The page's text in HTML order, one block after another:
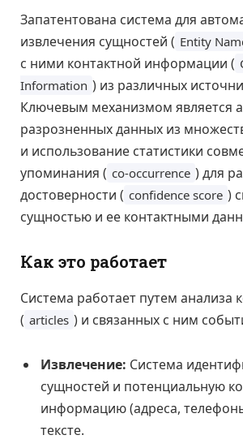
Запатентована система для
извлечения сущностей ( Entity
с ними контактной информации (
Information ) из различных
Ключевым механизмом является
разрозненных данных из
и использование статистики
упоминания ( co-occurrence ) для
достоверности ( confidence score )
сущностью и ее контактными
Как это работает
Система работает путем анализа
( articles ) и связанных с ним
Извлечение: Система
сущностей и потенциальную
информацию (адреса,
тексте.